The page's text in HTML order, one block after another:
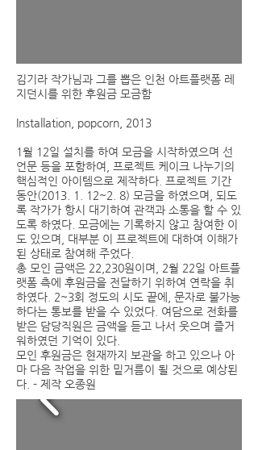
김기라 작가님과 그를 뽑은 인천 아트플랫폼 레
지던시를 위한 후원금 모금함
Installation, popcorn, 2013
1월 12일 설치를 하여 모금을 시작하였으며 선
언문 등을 포함하여, 프로젝트 케이크 나누기의
핵심적인 아이템으로 제작하다. 프로젝트 기간
동안(2013. 1. 12~2. 8) 모금을 하였으며, 되도
록 작가가 항시 대기하여 관객과 소통을 할 수 있
도록 하였다. 모금에는 기록하지 않고 참여한 이
도 있으며, 대부분 이 프로젝트에 대하여 이해가
된 상태로 참여해 주었다.
총 모인 금액은 22,230원이며, 2월 22일 아트플
랫폼 측에 후원금을 전달하기 위하여 연락을 취
하였다. 2~3회 정도의 시도 끝에, 문자로 불가능
하다는 통보를 받을 수 있었다. 여담으로 전화를
받은 담당직원은 금액을 듣고 나서 웃으며 즐거
워하였던 기억이 있다.
모인 후원금은 현재까지 보관을 하고 있으나 아
마 다음 작업을 위한 밑거름이 될 것으로 예상된
다. - 제작 오종원